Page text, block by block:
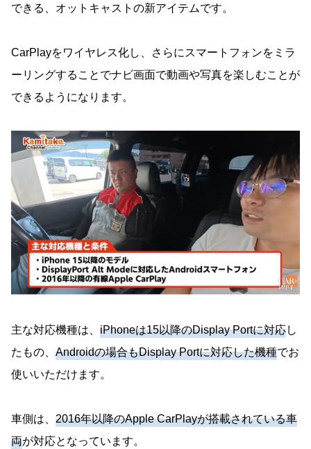
できる、オットキャストの新アイテムです。
CarPlayをワイヤレス化し、さらにスマートフォンをミラ
ーリングすることでナビ画面で動画や写真を楽しむことが
できるようになります。
主な対応機種は、 iPhoneは15以降のDisplay Portに対応し
たもの、 Androidの場合もDisplay Portに対応した機種でお
使いいただけます。
車側は、 2016年以降のApple CarPlayが搭載されている車
両が対応となっています。